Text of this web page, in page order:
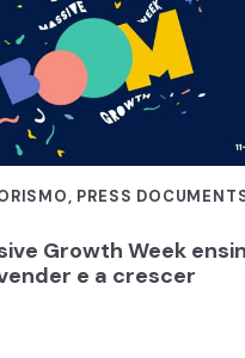
, PRESS
Growth Week
e a crescer